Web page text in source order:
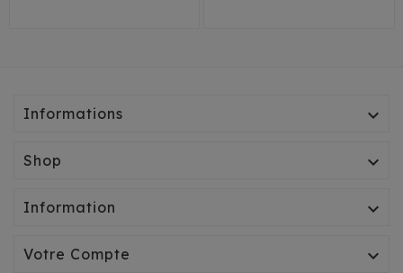
Informations 
Shop 
Information 
Votre Compte 